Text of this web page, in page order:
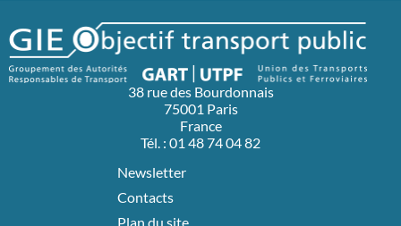
38 rue des Bourdonnais
75001 Paris
France
Tél. : 01 48 74 04 82
Newsletter
Contacts
Plan du site